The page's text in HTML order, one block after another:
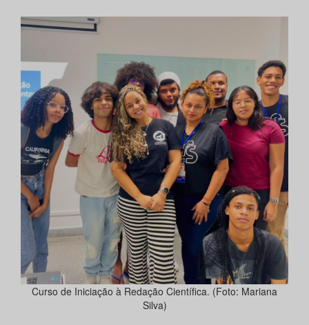
Curso de Iniciação à Redação Científica. (Foto: Mariana
Silva)